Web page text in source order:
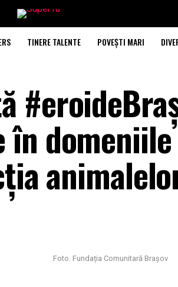
TINERE TALENTE POVEȘTI MARI
domeniile
Foto. Fundația Comunitară Brașov